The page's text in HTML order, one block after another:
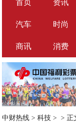
首页 资讯
汽车 时尚
商讯 消费
中财热线 >科技 > > 正